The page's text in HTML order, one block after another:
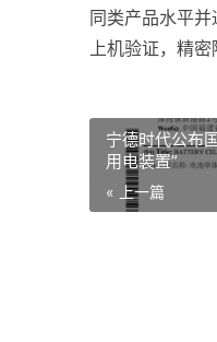
同类产品水平
上机验证，精密
宁德时代公布
用电装置”
« 上一篇